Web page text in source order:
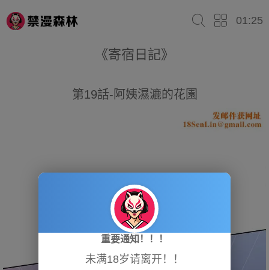
01:25
《寄宿日記》
第19話-阿姨濕漉的花園
重要通知！！！
未满18岁请离开！！